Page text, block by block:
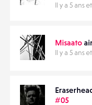
Il y a 5 ans
Misaato
Il y a 5 ans
#05